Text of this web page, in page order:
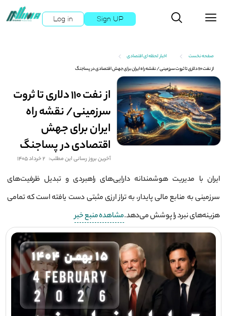
Log in Sign UP
صفحه نخست
اخبار لحظه ای اقتصادی
از نفت ۱۱۰ دلاری تا ثروت سرزمینی/ نقشه راه ایران برای جهش اقتصادی در پساجنگ
از نفت ۱۱۰ دلاری تا ثروت
سرزمینی/ نقشه راه
ایران برای جهش
اقتصادی در پساجنگ
آخرین بروز رسانی این مطلب: 2 خرداد 1405
ایران با مدیریت هوشمندانه دارایی‌های راهبردی و تبدیل ظرفیت‌های
سرزمینی به منابع مالی پایدار، به تراز ارزی مثبتی دست یافته است که تمامی
هزینه‌های نبرد را پوشش می‌دهد.مشاهده منبع خبر